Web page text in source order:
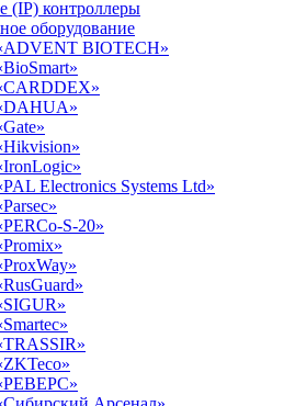
(IP) контроллеры
оборудование
BIOTECH»
Electronics Systems Ltd»
S-20»